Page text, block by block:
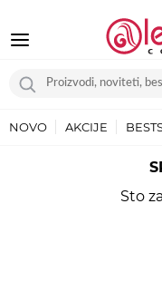
NOVO AKCIJE
Sto